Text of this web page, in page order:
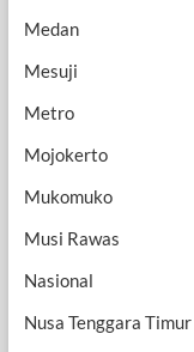
Medan
Mesuji
Metro
Mojokerto
Mukomuko
Musi Rawas
Nasional
Nusa Tenggara Timur